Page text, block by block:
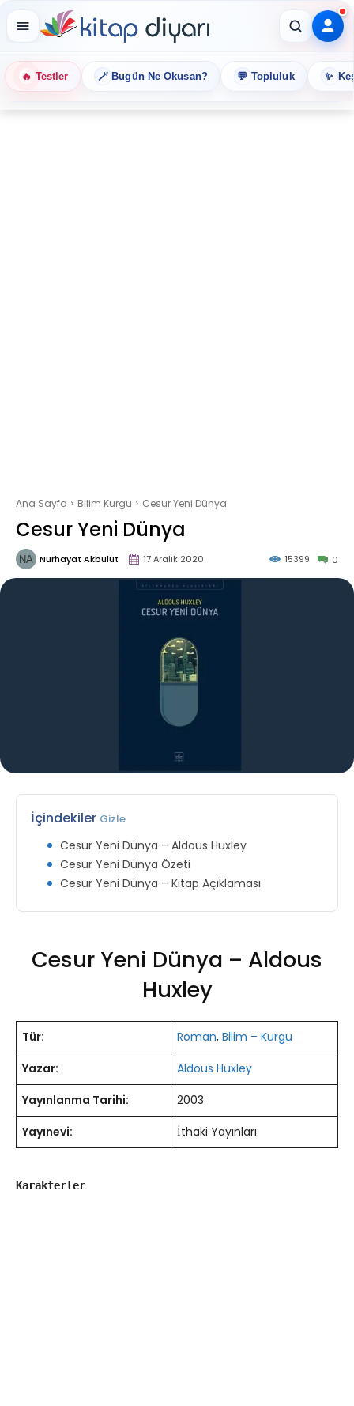
🔥 Testler 🪄 Bugün Ne Okusan? 💬 Topluluk ✨
Ana Sayfa Bilim Kurgu Cesur Yeni Dünya
Cesur Yeni Dünya
Nurhayat Akbulut 17 Aralık 2020 0
15399
İçindekiler Gizle
Cesur Yeni Dünya – Aldous Huxley
Cesur Yeni Dünya Özeti
Cesur Yeni Dünya – Kitap Açıklaması
Cesur Yeni Dünya – Aldous
Huxley
Tür: Roman, Bilim – Kurgu
Yazar:
Aldous Huxley
Yayınlanma Tarihi:
2003
Yayınevi:
İthaki Yayınları
Karakterler